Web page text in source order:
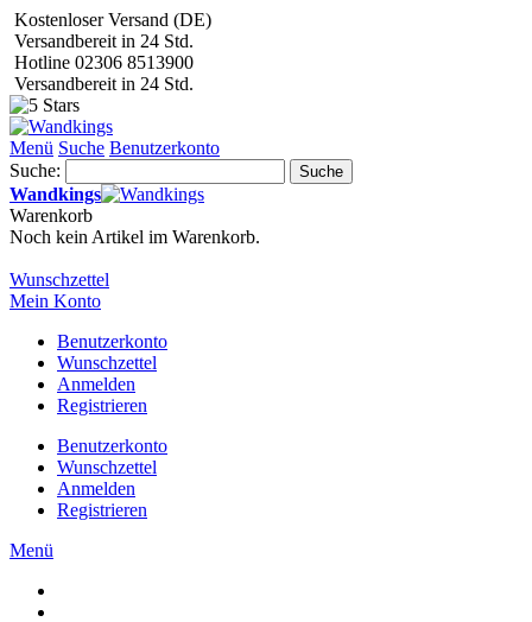
Kostenloser Versand (DE)
Versandbereit in 24 Std.
Hotline 02306 8513900
Versandbereit in 24 Std.
Menü Suche Benutzerkonto
Suche:
Suche
Wandkings
Warenkorb
Noch kein Artikel im Warenkorb.
Wunschzettel
Mein Konto
Benutzerkonto
Wunschzettel
Anmelden
Registrieren
Benutzerkonto
Wunschzettel
Anmelden
Registrieren
Menü